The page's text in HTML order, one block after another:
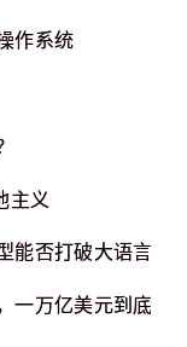
作系统
主义
能否打破大语言模
一万亿美元到底有